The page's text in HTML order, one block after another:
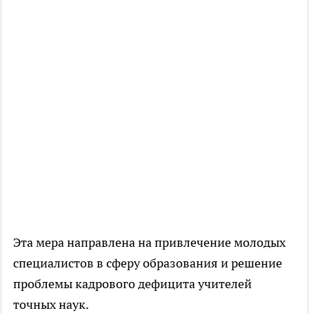
Эта мера направлена на привлечение молодых
специалистов в сферу образования и решение
проблемы кадрового дефицита учителей
точных наук.